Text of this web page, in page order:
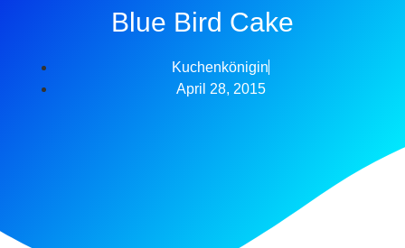
Blue Bird Cake
Kuchenkönigin
April 28, 2015